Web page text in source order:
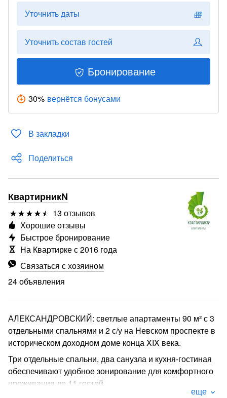
Уточнить даты
Уточнить состав гостей
Бронирование
30% вернётся бонусами
В закладки
Поделиться
КвартирникN
13 отзывов
Связаться с хозяином
24 объявления
Хорошие отзывы
Быстрое бронирование
На Квартирке с 2016 года
АЛЕКСАНДРОВСКИЙ: светлые апартаменты 90 м² с 3
отдельными спальнями и 2 с/у на Невском проспекте в
историческом доходном доме конца XIX века.
Три отдельные спальни, два санузла и кухня-гостиная
обеспечивают удобное зонирование для комфортного
проживания до 11 гостей.
еще